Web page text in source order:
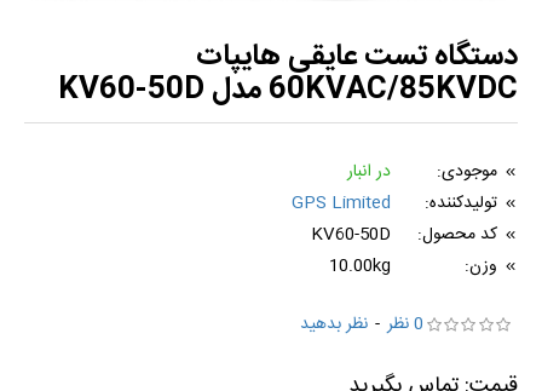
دستگاه تست عایقی هایپات
60KVAC/85KVDC مدل KV60-50D
موجودی:
در انبار
تولیدکننده:
GPS Limited
کد محصول:
KV60-50D
وزن:
10.00kg
0 نظر
- نظر بدهید